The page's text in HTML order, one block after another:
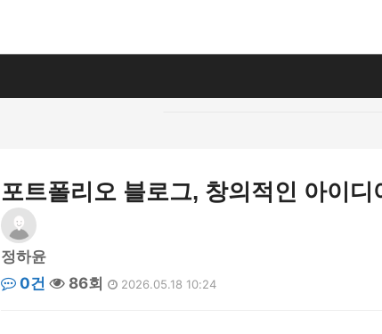
포트폴리오 블로그, 창의적인 아이디
정하윤
0건
86회 2026.05.18 10:24